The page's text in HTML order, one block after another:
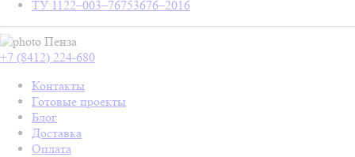
ТУ 1122–003–76753676–2016
Пенза
+7 (8412) 224-680
Контакты
Готовые проекты
Блог
Доставка
Оплата